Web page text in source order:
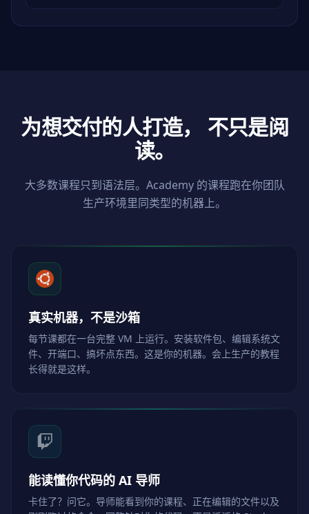
为想交付的人打造，
不只是阅
读。
大多数课程只到语法层。Academy 的课程跑在你团队
生产环境里同类型的机器上。
真实机器，不是沙箱
每节课都在一台完整 VM 上运行。安装软件包、编辑系统文
件、开端口、搞坏点东西。这是你的机器。会上生产的教程
长得就是这样。
能读懂你代码的 AI 导师
卡住了？问它。导师能看到你的课程、正在编辑的文件以及